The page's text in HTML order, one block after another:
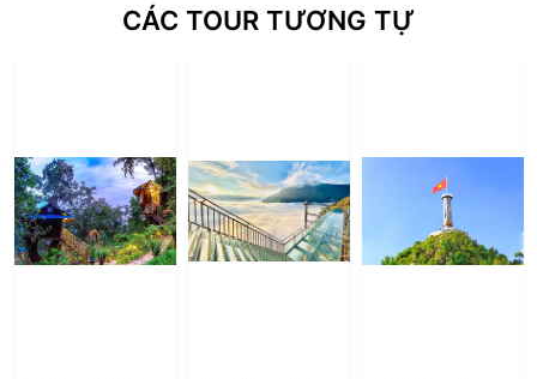
CÁC TOUR TƯƠNG TỰ